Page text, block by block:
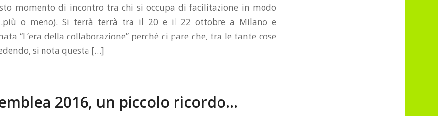
momento di incontro tra chi si occupa di facilitazione in modo
o meno). Si terrà terrà tra il 20 e il 22 ottobre a Milano e
“L’era della collaborazione” perché ci pare che, tra le tante cose
si nota questa […]
2016, un piccolo ricordo…